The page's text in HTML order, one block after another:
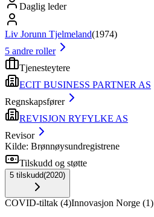
Daglig leder
Liv Jorunn Tjelmeland(1974)
5 andre roller
Tjenesteytere
ECIT BUSINESS PARTNER AS
Regnskapsfører
REVISJON RYFYLKE AS
Revisor
Kilde: Brønnøysundregistrene
Tilskudd og støtte
5 tilskudd(2020)
COVID-tiltak (4)Innovasjon Norge (1)